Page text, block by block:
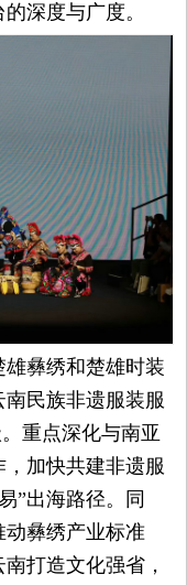
深度与广度。
彝绣和楚雄时装
民族非遗服装服
重点深化与南亚
加快共建非遗服
”出海路径。同
动彝绣产业标准
打造文化强省，